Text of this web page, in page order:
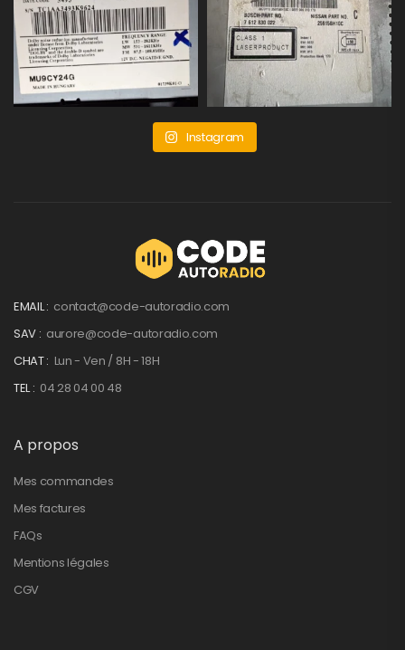
Instagram
EMAIL : contact@code-autoradio.com
SAV : aurore@code-autoradio.com
CHAT : Lun - Ven / 8H - 18H
TEL : 04 28 04 00 48
A propos
Mes commandes
Mes factures
FAQs
Mentions légales
CGV